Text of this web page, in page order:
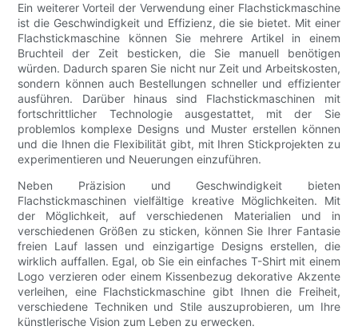
Ein weiterer Vorteil der Verwendung einer Flachstickmaschine
ist die Geschwindigkeit und Effizienz, die sie bietet. Mit einer
Flachstickmaschine können Sie mehrere Artikel in einem
Bruchteil der Zeit besticken, die Sie manuell benötigen
würden. Dadurch sparen Sie nicht nur Zeit und Arbeitskosten,
sondern können auch Bestellungen schneller und effizienter
ausführen. Darüber hinaus sind Flachstickmaschinen mit
fortschrittlicher Technologie ausgestattet, mit der Sie
problemlos komplexe Designs und Muster erstellen können
und die Ihnen die Flexibilität gibt, mit Ihren Stickprojekten zu
experimentieren und Neuerungen einzuführen.
Neben Präzision und Geschwindigkeit bieten
Flachstickmaschinen vielfältige kreative Möglichkeiten. Mit
der Möglichkeit, auf verschiedenen Materialien und in
verschiedenen Größen zu sticken, können Sie Ihrer Fantasie
freien Lauf lassen und einzigartige Designs erstellen, die
wirklich auffallen. Egal, ob Sie ein einfaches T-Shirt mit einem
Logo verzieren oder einem Kissenbezug dekorative Akzente
verleihen, eine Flachstickmaschine gibt Ihnen die Freiheit,
verschiedene Techniken und Stile auszuprobieren, um Ihre
künstlerische Vision zum Leben zu erwecken.